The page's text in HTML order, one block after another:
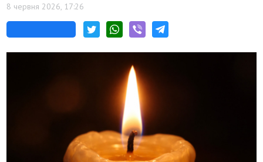
8 червня 2026, 17:26